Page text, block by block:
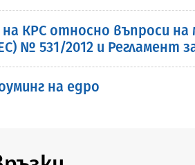
КРС относно въпроси
№ 531/2012 и Регламент
на едро